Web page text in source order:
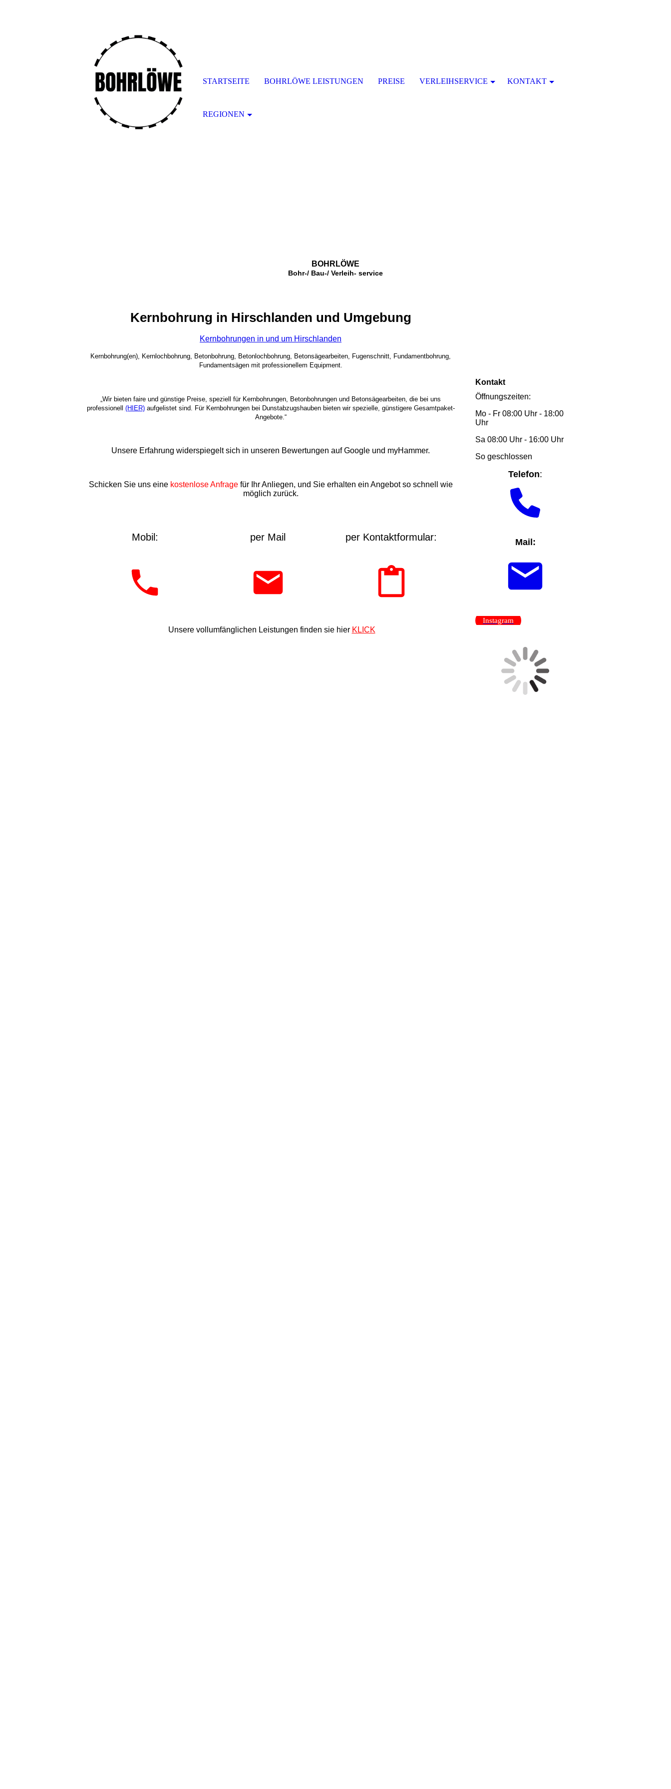
BOHRLÖWE
Bohr-/ Bau-/ Verleih- service
Kernbohrung in Hirschlanden und Umgebung
Kernbohrungen in und um Hirschlanden
Kernbohrung(en), Kernlochbohrung, Betonbohrung, Betonlochbohrung, Betonsägearbeiten, Fugenschnitt, Fundamentbohrung,
Fundamentsägen mit professionellem Equipment.
„Wir bieten faire und günstige Preise, speziell für Kernbohrungen, Betonbohrungen und Betonsägearbeiten, die bei uns
professionell (HIER)aufgelistet sind. Für Kernbohrungen bei Dunstabzugshauben bieten wir spezielle, günstigere Gesamtpaket-
Angebote.“
Unsere Erfahrung widerspiegelt sich in unseren Bewertungen auf Google und myHammer.
Schicken Sie uns eine kostenlose Anfragefür Ihr Anliegen, und Sie erhalten ein Angebot so schnell wie
möglich zurück.
Mobil: per Mail per Kontaktformular:
Unsere vollumfänglichen Leistungen finden sie hier KLICK
Kontakt
Öffnungszeiten:
Mo - Fr 08:00 Uhr - 18:00
Uhr
Sa 08:00 Uhr - 16:00 Uhr
So geschlossen
Telefon:
Mail:
Instagram
STARTSEITE BOHRLÖWE LEISTUNGEN PREISE VERLEIHSERVICE KONTAKT
REGIONEN